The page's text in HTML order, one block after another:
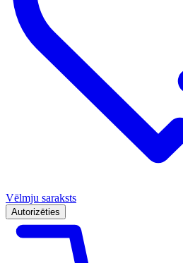
Vēlmju saraksts
Autorizēties